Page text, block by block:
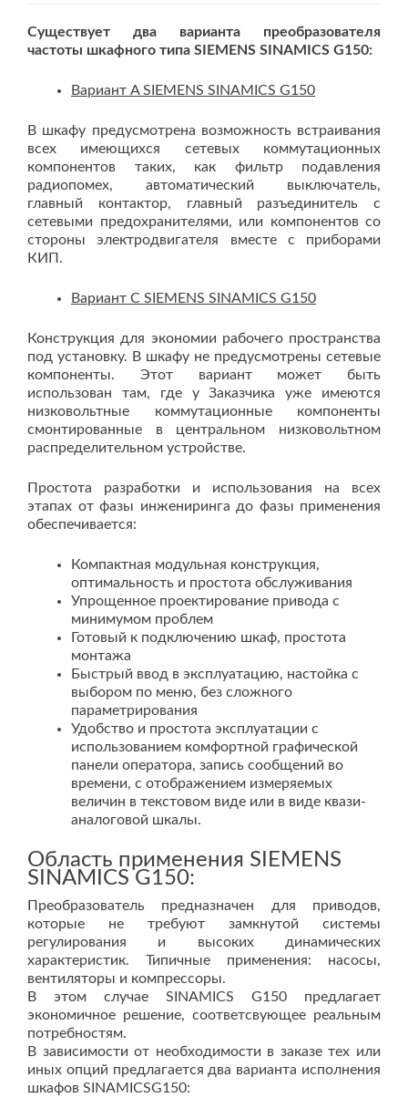
Существует два варианта преобразователя
частоты шкафного типа SIEMENS SINAMICS G150:
Вариант A SIEMENS SINAMICS G150
В шкафу предусмотрена возможность встраивания
всех имеющихся сетевых коммутационных
компонентов таких, как фильтр подавления
радиопомех, автоматический выключатель,
главный контактор, главный разъединитель с
сетевыми предохранителями, или компонентов со
стороны электродвигателя вместе с приборами
КИП.
Вариант C SIEMENS SINAMICS G150
Конструкция для экономии рабочего пространства
под установку. В шкафу не предусмотрены сетевые
компоненты. Этот вариант может быть
использован там, где у Заказчика уже имеются
низковольтные коммутационные компоненты
смонтированные в центральном низковольтном
распределительном устройстве.
Простота разработки и использования на всех
этапах от фазы инжениринга до фазы применения
обеспечивается:
Компактная модульная конструкция,
оптимальность и простота обслуживания
Упрощенное проектирование привода с
минимумом проблем
Готовый к подключению шкаф, простота
монтажа
Быстрый ввод в эксплуатацию, настойка с
выбором по меню, без сложного
параметрирования
Удобство и простота эксплуатации с
использованием комфортной графической
панели оператора, запись сообщений во
времени, с отображением измеряемых
величин в текстовом виде или в виде квази-
аналоговой шкалы.
Область применения SIEMENS
SINAMICS G150:
Преобразователь предназначен для приводов,
которые не требуют замкнутой системы
регулирования и высоких динамических
характеристик. Типичные применения: насосы,
вентиляторы и компрессоры.
В этом случае SINAMICS G150 предлагает
экономичное решение, соответсвующее реальным
потребностям.
В зависимости от необходимости в заказе тех или
иных опций предлагается два варианта исполнения
шкафов SINAMICSG150: